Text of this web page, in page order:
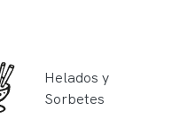
Helados y
Sorbetes